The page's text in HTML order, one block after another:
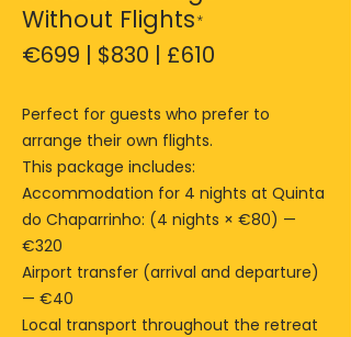
Without Flights*
€699 | $830 | £610
Perfect for guests who prefer to
arrange their own flights.
This package includes:
Accommodation for 4 nights at Quinta
do Chaparrinho: (4 nights × €80) —
€320
Airport transfer (arrival and departure)
— €40
Local transport throughout the retreat